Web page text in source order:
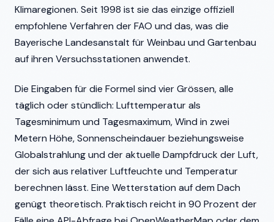
Klimaregionen. Seit 1998 ist sie das einzige offiziell
empfohlene Verfahren der FAO und das, was die
Bayerische Landesanstalt für Weinbau und Gartenbau
auf ihren Versuchsstationen anwendet.
Die Eingaben für die Formel sind vier Grössen, alle
täglich oder stündlich: Lufttemperatur als
Tagesminimum und Tagesmaximum, Wind in zwei
Metern Höhe, Sonnenscheindauer beziehungsweise
Globalstrahlung und der aktuelle Dampfdruck der Luft,
der sich aus relativer Luftfeuchte und Temperatur
berechnen lässt. Eine Wetterstation auf dem Dach
genügt theoretisch. Praktisch reicht in 90 Prozent der